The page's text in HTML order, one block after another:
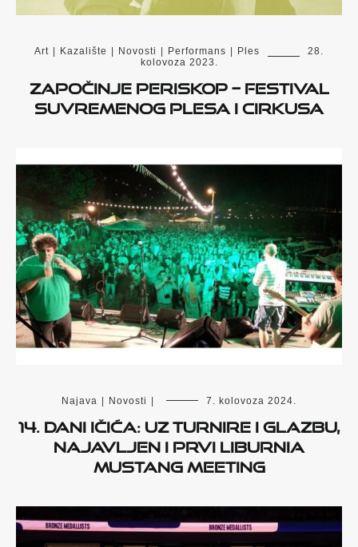
Art | Kazalište | Novosti | Performans | Ples
28.
kolovoza 2023.
Započinje PERISKOP – festival
suvremenog plesa i cirkusa
Najava | Novosti | 7. kolovoza 2024.
14. Dani Ičića: uz turnire i glazbu,
najavljen i prvi Liburnia
Mustang Meeting